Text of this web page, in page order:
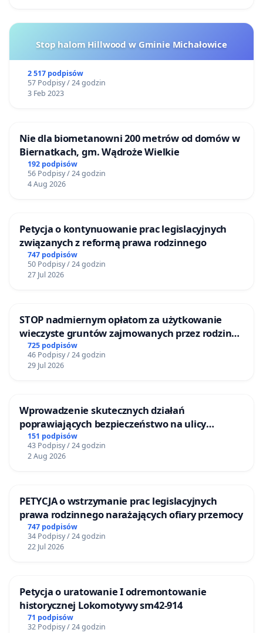
Stop halom Hillwood w Gminie Michałowice
2 517 podpisów
57 Podpisy / 24 godzin
3 Feb 2023
Nie dla biometanowni 200 metrów od domów w
Biernatkach, gm. Wądroże Wielkie
192 podpisów
56 Podpisy / 24 godzin
4 Aug 2026
Petycja o kontynuowanie prac legislacyjnych
związanych z reformą prawa rodzinnego
747 podpisów
50 Podpisy / 24 godzin
27 Jul 2026
STOP nadmiernym opłatom za użytkowanie
wieczyste gruntów zajmowanych przez rodzinne
ogrody działkowe.
725 podpisów
46 Podpisy / 24 godzin
29 Jul 2026
Wprowadzenie skutecznych działań
poprawiających bezpieczeństwo na ulicy
Żeromskiego w Otwocku
151 podpisów
43 Podpisy / 24 godzin
2 Aug 2026
PETYCJA o wstrzymanie prac legislacyjnych
prawa rodzinnego narażających ofiary przemocy
747 podpisów
34 Podpisy / 24 godzin
22 Jul 2026
Petycja o uratowanie I odremontowanie
historycznej Lokomotywy sm42-914
71 podpisów
32 Podpisy / 24 godzin